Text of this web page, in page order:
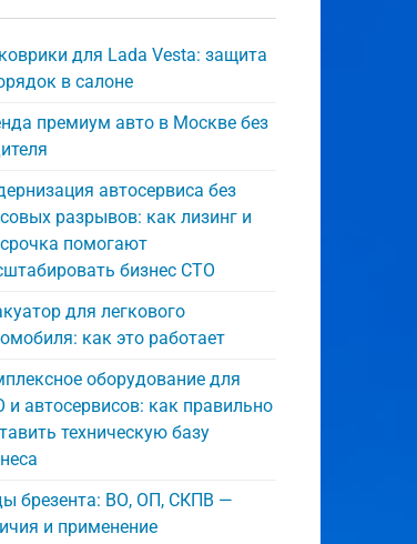
для Lada Vesta: защита
в салоне
премиум авто в Москве без
автосервиса без
разрывов: как лизинг и
помогают
бизнес СТО
для легкового
как это работает
оборудование для
и автосервисов: как правильно
техническую базу
брезента: ВО, ОП, СКПВ —
и применение